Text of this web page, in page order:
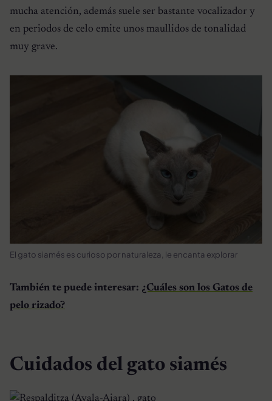
mucha atención, además suele ser bastante vocalizador y
en periodos de celo emite unos maullidos de tonalidad
muy grave.
El gato siamés es curioso por naturaleza, le encanta explorar
También te puede interesar: ¿Cuáles son los Gatos de
pelo rizado?
Cuidados del gato siamés